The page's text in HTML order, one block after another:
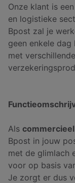
Onze klant is
en logistieke
Bpost zal je
geen enkele
met
Als commercieel
Bpost in jouw
met de glimlach
voor op basis
Je zorgt er dus